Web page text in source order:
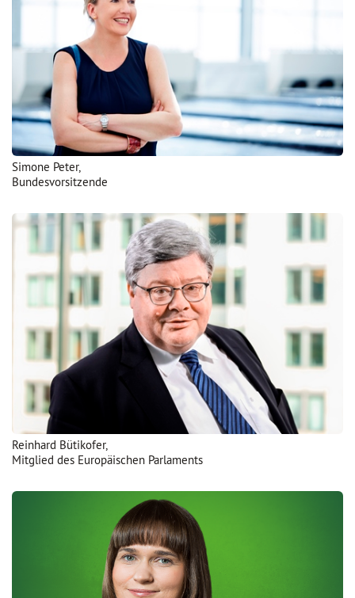
Simone Peter,
Bundesvorsitzende
Reinhard Bütikofer,
Mitglied des Europäischen Parlaments